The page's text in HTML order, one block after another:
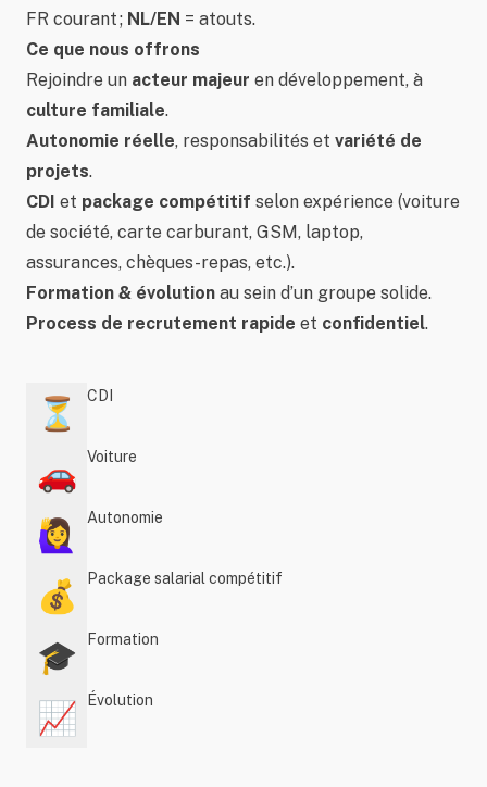
FR courant ; NL/EN = atouts.
Ce que nous offrons
Rejoindre un acteur majeur en développement, à
culture familiale.
Autonomie réelle, responsabilités et variété de
projets.
CDI et package compétitif selon expérience (voiture
de société, carte carburant, GSM, laptop,
assurances, chèques-repas, etc.).
Formation & évolution au sein d’un groupe solide.
Process de recrutement rapide et confidentiel.
⏳ CDI
🚗 Voiture
🙋‍♀️ Autonomie
💰 Package salarial compétitif
🎓 Formation
📈 Évolution